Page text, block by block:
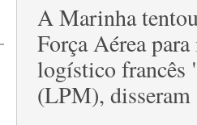
A Marinha
Força Aérea
logístico francês
(LPM), disseram